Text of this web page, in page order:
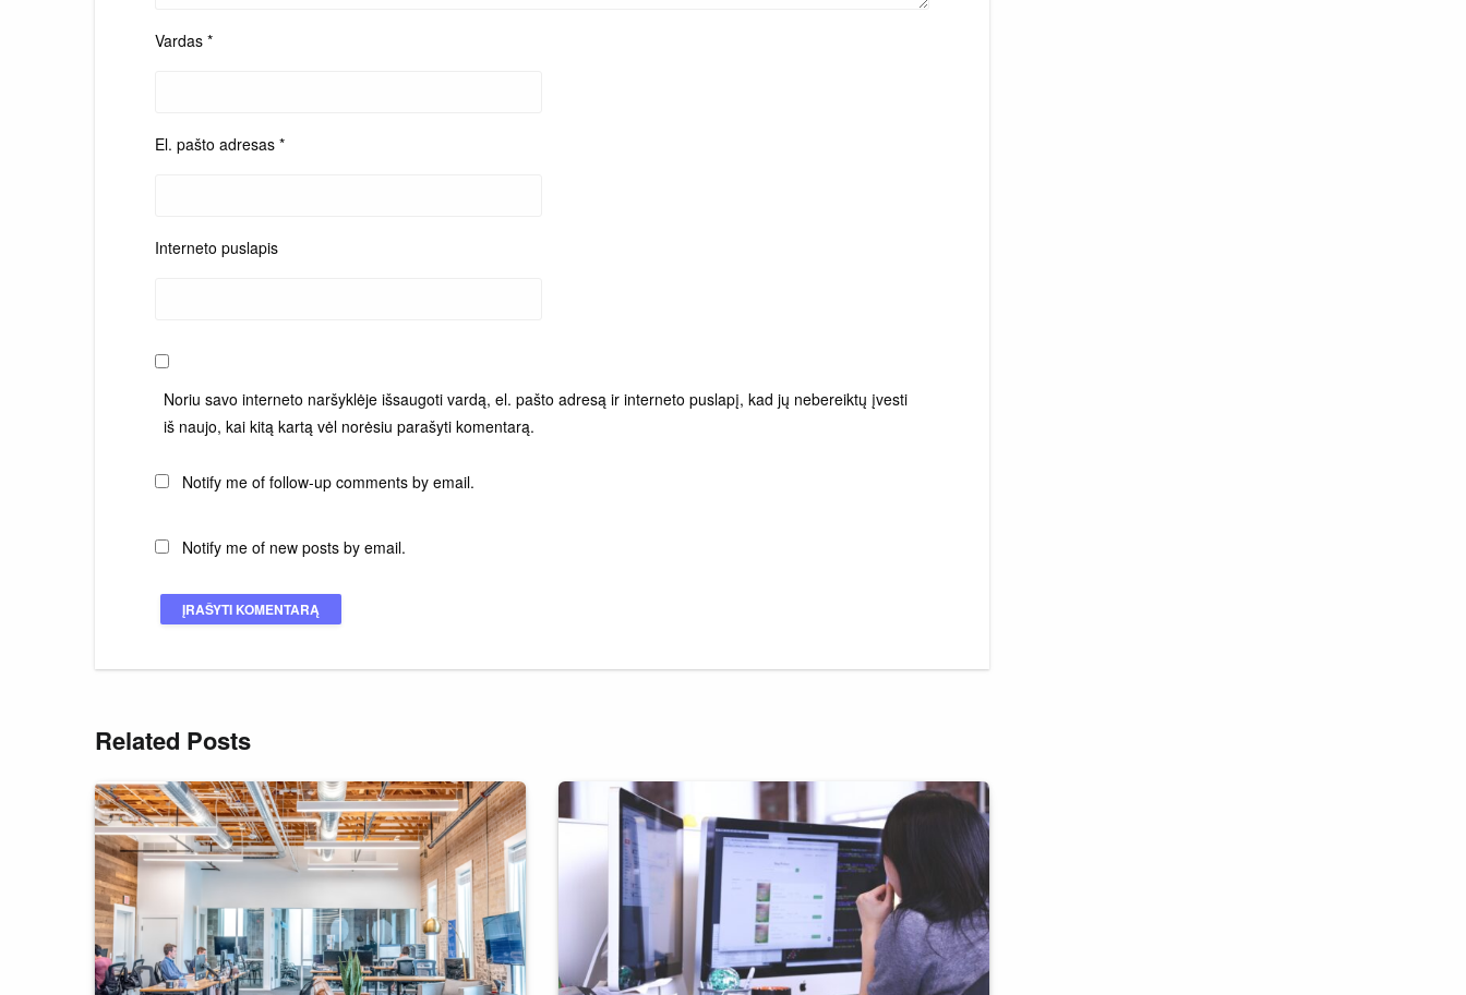
Vardas *
El. pašto adresas *
Interneto puslapis
Noriu savo interneto naršyklėje išsaugoti vardą, el. pašto adresą ir interneto puslapį, kad jų nebereiktų įvesti
iš naujo, kai kitą kartą vėl norėsiu parašyti komentarą.
Notify me of follow-up comments by email.
Notify me of new posts by email.
Related Posts